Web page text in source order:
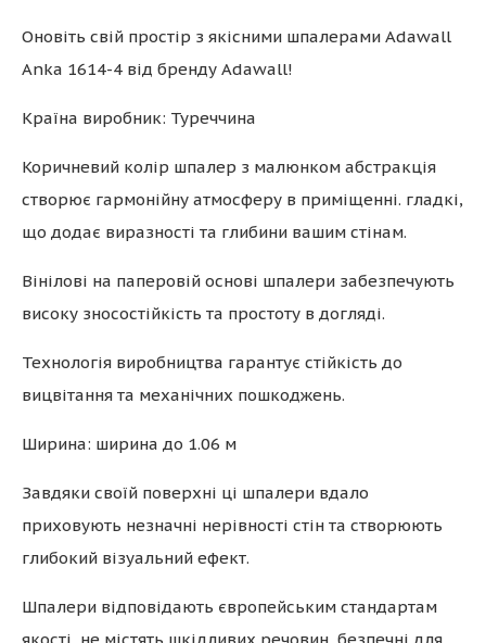
Оновіть свій простір з якісними шпалерами Adawall
Anka 1614-4 від бренду Adawall!
Країна виробник: Туреччина
Коричневий колір шпалер з малюнком абстракція
створює гармонійну атмосферу в приміщенні. гладкі,
що додає виразності та глибини вашим стінам.
Вінілові на паперовій основі шпалери забезпечують
високу зносостійкість та простоту в догляді.
Технологія виробництва гарантує стійкість до
вицвітання та механічних пошкоджень.
Ширина: ширина до 1.06 м
Завдяки своїй поверхні ці шпалери вдало
приховують незначні нерівності стін та створюють
глибокий візуальний ефект.
Шпалери відповідають європейським стандартам